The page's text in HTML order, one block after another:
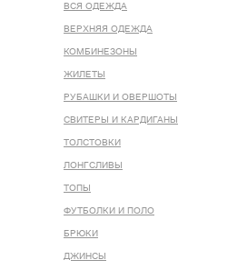
ВСЯ ОДЕЖДА
ВЕРХНЯЯ ОДЕЖДА
КОМБИНЕЗОНЫ
ЖИЛЕТЫ
РУБАШКИ И ОВЕРШОТЫ
СВИТЕРЫ И КАРДИГАНЫ
ТОЛСТОВКИ
ЛОНГСЛИВЫ
ТОПЫ
ФУТБОЛКИ И ПОЛО
БРЮКИ
ДЖИНСЫ